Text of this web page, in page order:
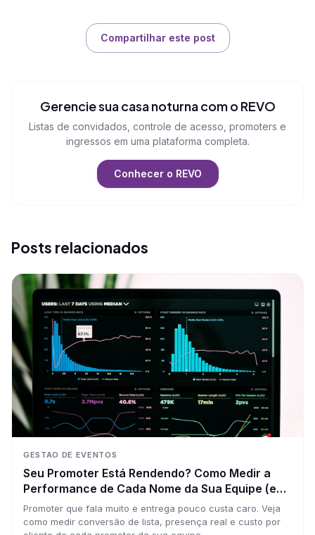
Compartilhar este post
Gerencie sua casa noturna com o REVO
Listas de convidados, controle de acesso, promoters e
ingressos em uma plataforma completa.
Conhecer o REVO
Posts relacionados
GESTAO DE EVENTOS
Seu Promoter Está Rendendo? Como Medir a
Performance de Cada Nome da Sua Equipe (e
Parar de Pagar por Achismo)
Promoter que fala muito e entrega pouco custa caro. Veja
como medir conversão de lista, presença real e custo por